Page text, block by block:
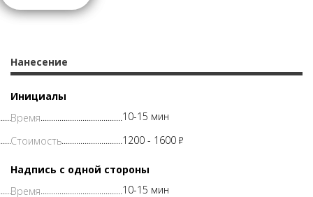
Нанесение
Инициалы
10-15 мин
1200 - 1600 Р
Надпись с одной стороны
10-15 мин